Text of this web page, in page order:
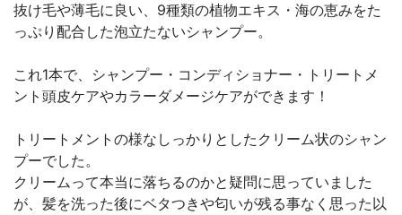
抜け毛や薄毛に良い、9種類の植物エキス・海の恵みをた
っぷり配合した泡立たないシャンプー。
これ1本で、シャンプー・コンディショナー・トリートメ
ント頭皮ケアやカラーダメージケアができます！
トリートメントの様なしっかりとしたクリーム状のシャン
プーでした。
クリームって本当に落ちるのかと疑問に思っていました
が、髪を洗った後にベタつきや匂いが残る事なく思った以